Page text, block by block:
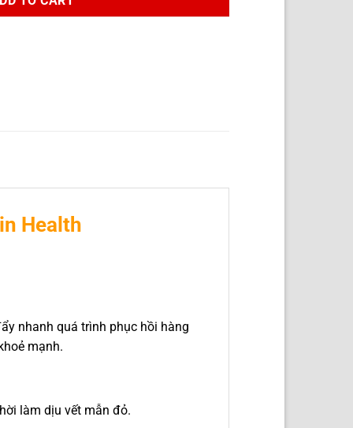
Health
nhanh quá trình phục hồi hàng
mạnh.
làm dịu vết mẫn đỏ.